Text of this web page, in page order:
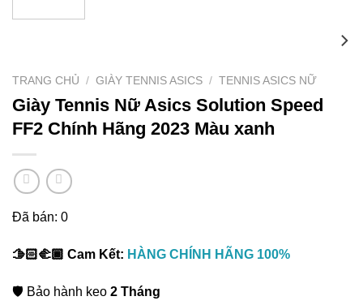
TRANG CHỦ / GIÀY TENNIS ASICS / TENNIS ASICS NỮ
Giày Tennis Nữ Asics Solution Speed
FF2 Chính Hãng 2023 Màu xanh
Đã bán: 0
🫱🏻‍🫲🏾 Cam Kết: HÀNG CHÍNH HÃNG 100%
🛡️ Bảo hành keo 2 Tháng